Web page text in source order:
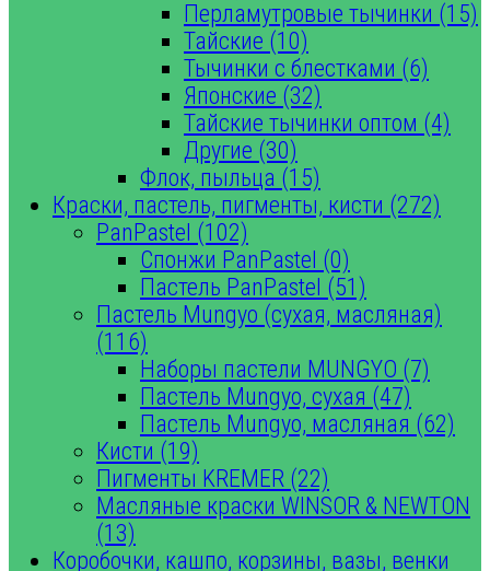
Перламутровые тычинки (15)
Тайские (10)
Тычинки с блестками (6)
Японские (32)
Тайские тычинки оптом (4)
Другие (30)
Флок, пыльца (15)
Краски, пастель, пигменты, кисти (272)
PanPastel (102)
Спонжи PanPastel (0)
Пастель PanPastel (51)
Пастель Mungyo (сухая, масляная)
(116)
Наборы пастели MUNGYO (7)
Пастель Mungyo, сухая (47)
Пастель Mungyo, масляная (62)
Кисти (19)
Пигменты KREMER (22)
Масляные краски WINSOR & NEWTON
(13)
Коробочки, кашпо, корзины, вазы, венки